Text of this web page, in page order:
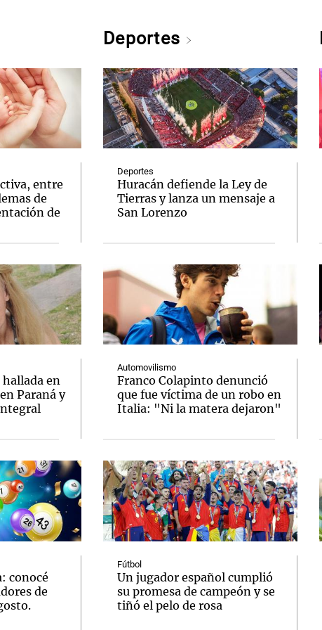
entre
de
de
en
Paraná y
conocé
de
Deportes
Deportes
Huracán defiende la Ley de
Tierras y lanza un mensaje a
San Lorenzo
Automovilismo
Franco Colapinto denunció
que fue víctima de un robo en
Italia: "Ni la matera dejaron"
Fútbol
Un jugador español cumplió
su promesa de campeón y se
tiñó el pelo de rosa
El huracán de Arequito
Notas
Cadena 3 en Groenlandia